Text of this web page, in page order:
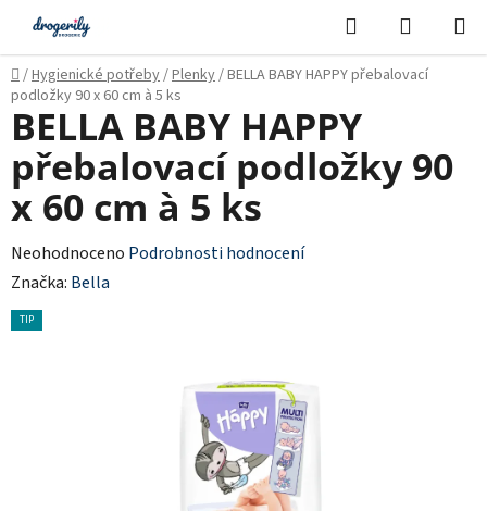
Přejít
obsah
Hledat
KOŠÍK
Domů
/Hygienické potřeby/Plenky/BELLA BABY HAPPY přebalovací
podložky 90 x 60 cm à 5 ks
BELLA BABY HAPPY
přebalovací podložky 90
x 60 cm à 5 ks
Průměrné
hodnocení
produktu
Neohodnoceno Podrobnosti hodnocení
Značka: Bella
TIP